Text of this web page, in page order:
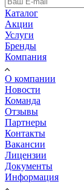
Каталог
Акции
Услуги
Бренды
Компания
О компании
Новости
Команда
Отзывы
Партнеры
Контакты
Вакансии
Лицензии
Документы
Информация